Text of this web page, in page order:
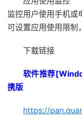
监控用户使用手机或
可设置应用使用限制
下载链接
软件推荐
携版
https://